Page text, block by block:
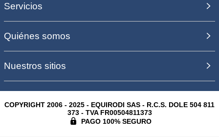
Servicios
Quiénes somos
Nuestros sitios
COPYRIGHT 2006 - 2025 - EQUIRODI SAS - R.C.S. DOLE 504 811
373 - TVA FR00504811373
PAGO 100% SEGURO